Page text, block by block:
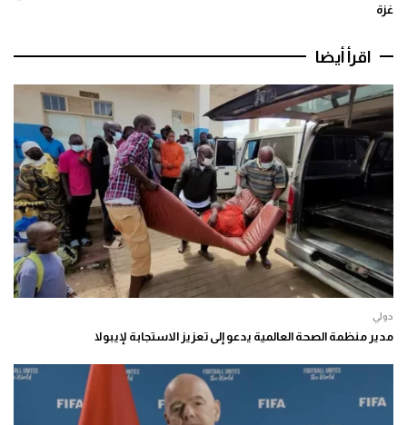
غزة
اقرأ أيضا
دولي
مدير منظمة الصحة العالمية يدعو إلى تعزيز الاستجابة لإيبولا